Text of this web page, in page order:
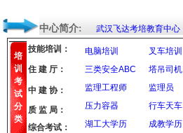
中心简介: 武汉飞达考培教育中心
培
训
考
试
分
类
技能培训： 电脑培训 叉车培训
三类安全ABC
塔吊司机
监理工程师
监理员
压力容器
行车天车
湖工大学历
成教学历
住 建 厅：
中 建 协：
质 监 局：
综合考试：